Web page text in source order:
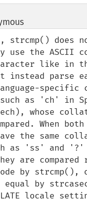
¶
strcmp() does
use the ASCII
like in
instead parse
specific
as 'ch' in
whose
When
the same
as 'ss' and
are
by strcmp(),
equal by
locale